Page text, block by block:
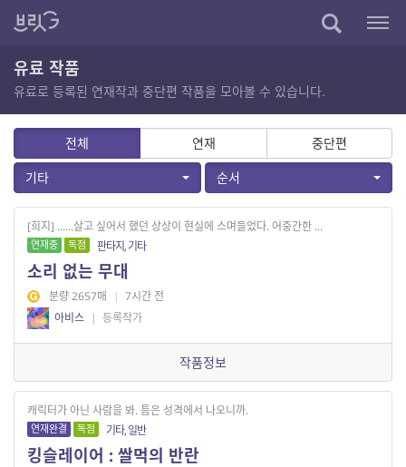
유료 작품
유료로 등록된 연재작과 중단편 작품을 모아볼 수 있습니다.
전체 연재
중단편
기타
순서
[희지] ......살고 싶어서 했던 상상이 현실에 스며들었다. 어중간한 ...
연재중 독점 판타지, 기타
소리 없는 무대
분량 2657매 | 7시간 전
아비스 | 등록작가
작품정보
캐릭터가 아닌 사람을 봐. 틈은 성격에서 나오니까.
연재완결 독점 기타, 일반
킹슬레이어 : 쌀먹의 반란